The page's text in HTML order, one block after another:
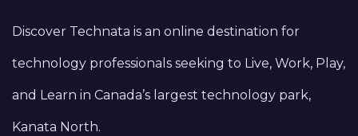
Discover Technata is an online destination for
technology professionals seeking to Live, Work, Play,
and Learn in Canada’s largest technology park,
Kanata North.